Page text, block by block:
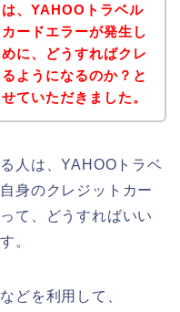
、YAHOOトラベル
ードエラーが発生し
に、どうすればクレ
ようになるのか？と
ていただきました。
人は、YAHOOトラベ
身のクレジットカー
て、どうすればいい
。
どを利用して、